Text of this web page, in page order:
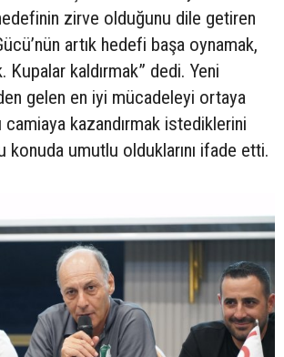
zirve olduğunu dile getiren
artık hedefi başa oynamak,
Kupalar kaldırmak” dedi. Yeni
gelen en iyi mücadeleyi ortaya
camiaya kazandırmak istediklerini
konuda umutlu olduklarını ifade etti.